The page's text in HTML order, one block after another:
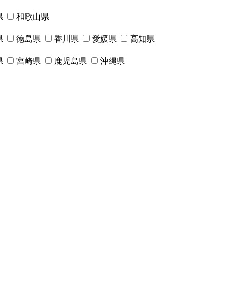
和歌山県
徳島県 香川県 愛媛県
高知県
宮崎県 鹿児島県 沖縄県